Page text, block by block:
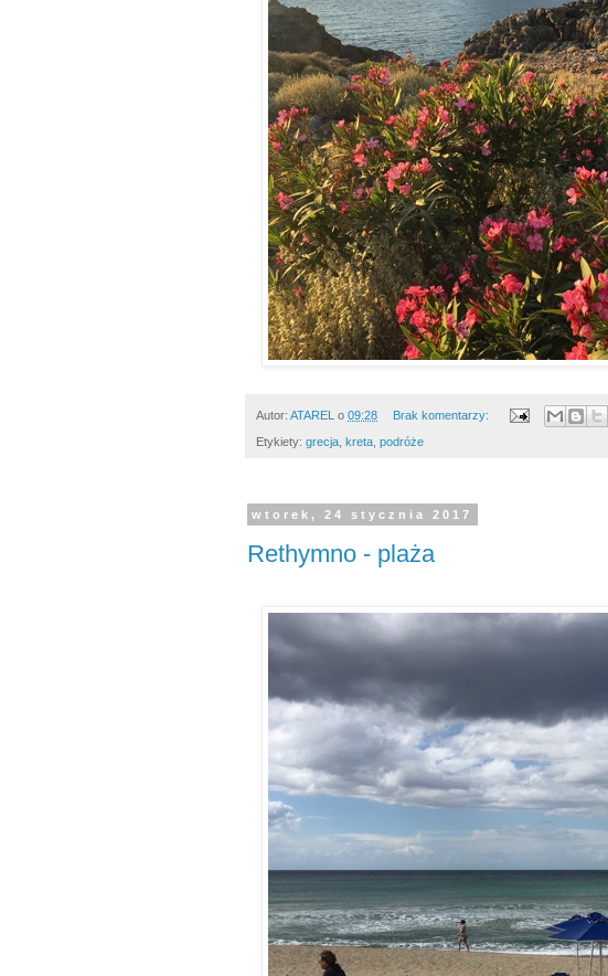
Autor: ATAREL o 09:28 Brak komentarzy:
Etykiety: grecja kreta podróże
wtorek, 24 stycznia 2017
Rethymno - plaża